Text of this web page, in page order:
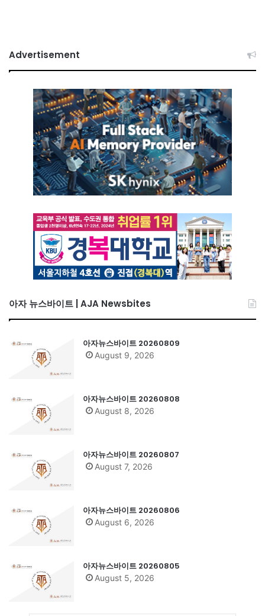
Advertisement
아자 뉴스바이트 | AJA Newsbites
아자뉴스바이트 20260809
August 9, 2026
아자뉴스바이트 20260808
August 8, 2026
아자뉴스바이트 20260807
August 7, 2026
아자뉴스바이트 20260806
August 6, 2026
아자뉴스바이트 20260805
August 5, 2026